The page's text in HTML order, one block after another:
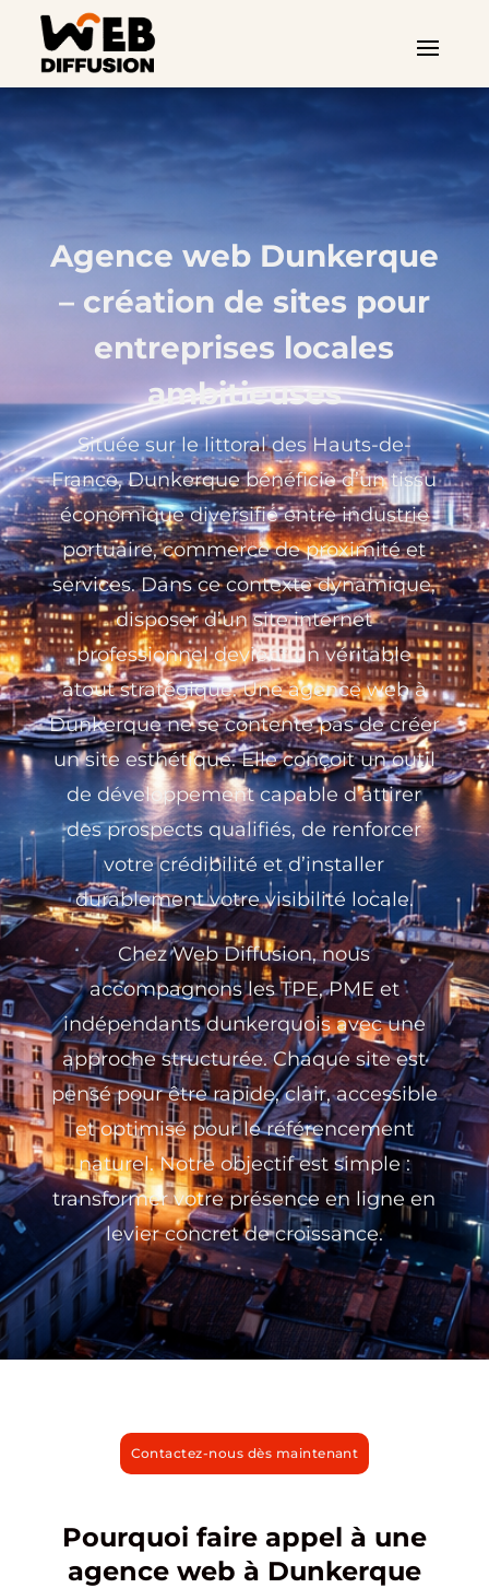
Agence web Dunkerque
– création de sites pour
entreprises locales
ambitieuses
Située sur le littoral des Hauts-de-
France, Dunkerque bénéficie d’un tissu
économique diversifié entre industrie
portuaire, commerce de proximité et
services. Dans ce contexte dynamique,
disposer d’un site internet
professionnel devient un véritable
atout stratégique. Une agence web à
Dunkerque ne se contente pas de créer
un site esthétique. Elle conçoit un outil
de développement capable d’attirer
des prospects qualifiés, de renforcer
votre crédibilité et d’installer
durablement votre visibilité locale.
Chez Web Diffusion, nous
accompagnons les TPE, PME et
indépendants dunkerquois avec une
approche structurée. Chaque site est
pensé pour être rapide, clair, accessible
et optimisé pour le référencement
naturel. Notre objectif est simple :
transformer votre présence en ligne en
levier concret de croissance.
Contactez-nous dès maintenant
Pourquoi faire appel à une
agence web à Dunkerque